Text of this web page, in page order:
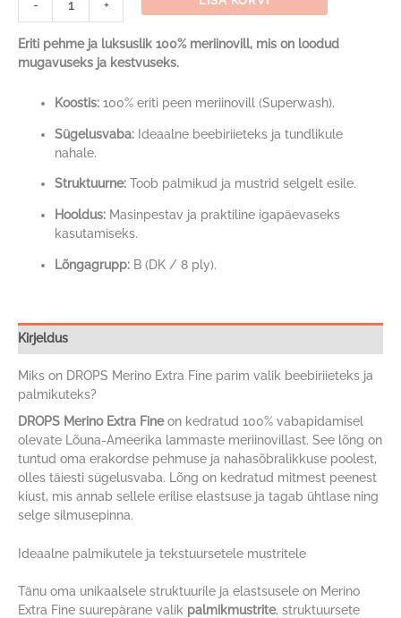
-
Fine
kogus
+
Eriti pehme ja luksuslik 100% meriinovill, mis on loodud
mugavuseks ja kestvuseks.
Koostis: 100% eriti peen meriinovill (Superwash).
Sügelusvaba: Ideaalne beebiriieteks ja tundlikule
nahale.
Struktuurne: Toob palmikud ja mustrid selgelt esile.
Hooldus: Masinpestav ja praktiline igapäevaseks
kasutamiseks.
Lõngagrupp: B (DK / 8 ply).
Kirjeldus
Miks on DROPS Merino Extra Fine parim valik beebiriieteks ja
palmikuteks?
DROPS Merino Extra Fineon kedratud 100% vabapidamisel
olevate Lõuna-Ameerika lammaste meriinovillast. See lõng on
tuntud oma erakordse pehmuse ja nahasõbralikkuse poolest,
olles täiesti sügelusvaba. Lõng on kedratud mitmest peenest
kiust, mis annab sellele erilise elastsuse ja tagab ühtlase ning
selge silmusepinna.
Ideaalne palmikutele ja tekstuursetele mustritele
Tänu oma unikaalsele struktuurile ja elastsusele on Merino
Extra Fine suurepärane valik palmikmustrite, struktuursete